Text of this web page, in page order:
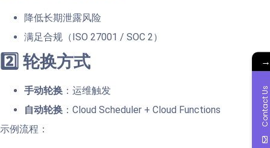
降低长期泄露风险
满足合规（ISO 27001 / SOC 2）
2️⃣ 轮换方式
手动轮换 ：运维触发
自动轮换 ：Cloud Scheduler + Cloud Functions
示例流程：
→
Contact Us